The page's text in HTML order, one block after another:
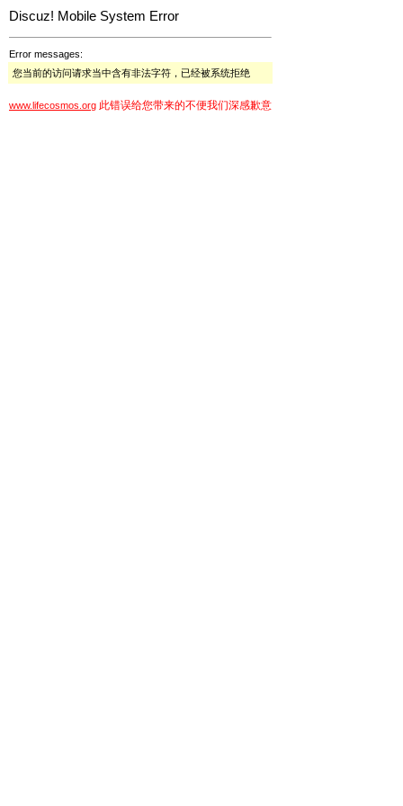
Discuz! Mobile System Error
Error messages:
您当前的访问请求当中含有非法字符，已经被系统拒绝
www.lifecosmos.org 此错误给您带来的不便我们深感歉意